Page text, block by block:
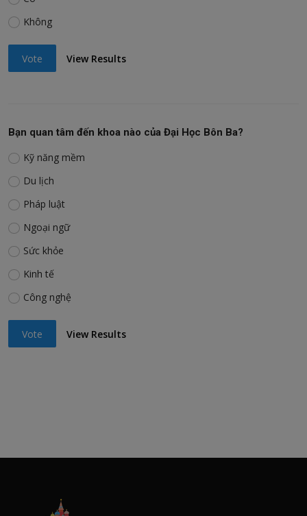
Không
Vote View Results
Bạn quan tâm đến khoa nào của Đại Học Bôn Ba?
Kỹ năng mềm
Du lịch
Pháp luật
Ngoại ngữ
Sức khỏe
Kinh tế
Công nghệ
Vote View Results